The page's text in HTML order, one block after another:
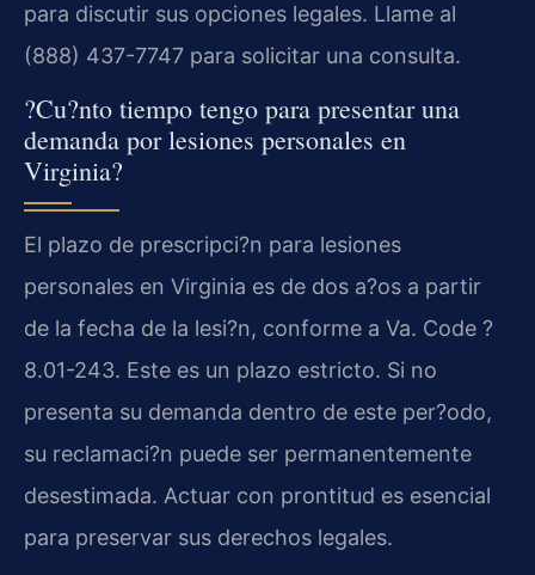
para discutir sus opciones legales. Llame al
(888) 437-7747 para solicitar una consulta.
?Cu?nto tiempo tengo para presentar una
demanda por lesiones personales en
Virginia?
El plazo de prescripci?n para lesiones
personales en Virginia es de dos a?os a partir
de la fecha de la lesi?n, conforme a Va. Code ?
8.01-243. Este es un plazo estricto. Si no
presenta su demanda dentro de este per?odo,
su reclamaci?n puede ser permanentemente
desestimada. Actuar con prontitud es esencial
para preservar sus derechos legales.